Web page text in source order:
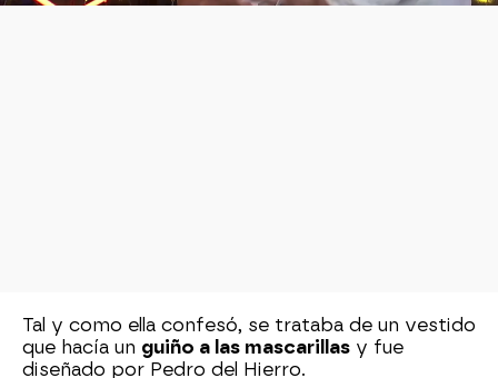
Tal y como ella confesó, se trataba de un vestido
que hacía un guiño a las mascarillas y fue
diseñado por Pedro del Hierro.